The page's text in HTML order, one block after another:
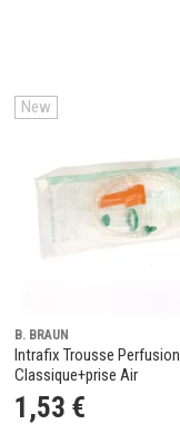
New
B. BRAUN
Intrafix Trousse Perfusion
Classique+prise Air
1 ,53 €